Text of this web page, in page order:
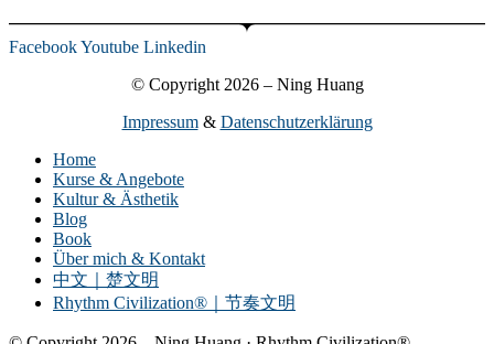
FacebookYoutube Linkedin
© Copyright 2026 – Ning Huang
Impressum& Datenschutzerklärung
Home
Kurse & Angebote
Kultur & Ästhetik
Blog
Book
Über mich & Kontakt
中文｜楚文明
Rhythm Civilization®｜节奏文明